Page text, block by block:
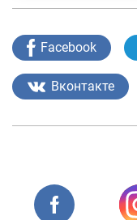
Facebook
Вконтакте